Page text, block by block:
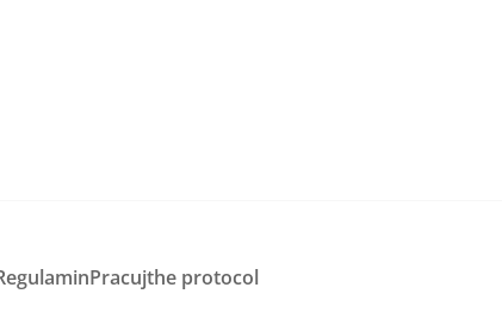
Pracujthe protocol